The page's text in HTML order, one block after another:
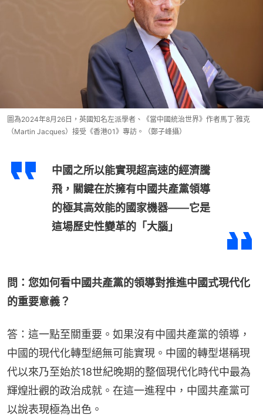
圖為2024年8月26日，英國知名左派學者、《當中國統治世界》作者馬丁·雅克
（Martin Jacques）接受《香港01》專訪。（鄭子峰攝）
中國之所以能實現超高速的經濟騰
飛，關鍵在於擁有中國共產黨領導
的極其高效能的國家機器——它是
這場歷史性變革的「大腦」
問：您如何看中國共產黨的領導對推進中國式現代化
的重要意義？
答：這一點至關重要。如果沒有中國共產黨的領導，
中國的現代化轉型絕無可能實現。中國的轉型堪稱現
代以來乃至始於18世紀晚期的整個現代化時代中最為
輝煌壯觀的政治成就。在這一進程中，中國共產黨可
以說表現極為出色。